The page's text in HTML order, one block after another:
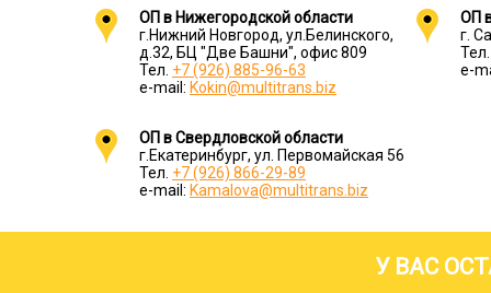
ОП в Нижегородской области
г.Нижний Новгород, ул.Белинского,
д.32, БЦ "Две Башни", офис 809
Тел. +7 (926) 885-96-63
e-mail: Kokin@multitrans.biz
ОП
г.
e-
ОП в Свердловской области
г.Екатеринбург, ул. Первомайская 56
Тел. +7 (926) 866-29-89
e-mail: Kamalova@multitrans.biz
У ВАС